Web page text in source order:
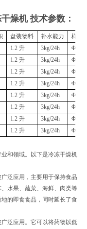
燥机 技术参数：
盘装物料 补水能力
样品
1.2 升 3kg/24h
1.2 升 3kg/24h
1.2 升 3kg/24h
1.2 升 3kg/24h
1.2 升 3kg/24h
1.2 升 3kg/24h
1.2 升 3kg/24h
1.2 升 3kg/24h
和领域。以下是冷冻干燥机
泛应用，主要用于保持食品
水果、蔬菜、海鲜、肉类等
的即食食品，同时延长了食
泛应用。它可以将药物以低